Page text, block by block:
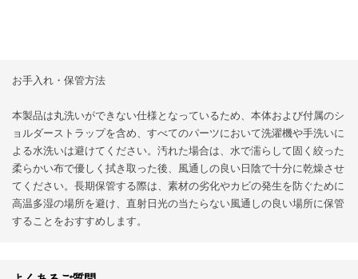
お手入れ・保管方法
本製品は丸洗いができない仕様となっているため、本体および付属のシ
ョルダーストラップを含め、すべてのパーツにおいて洗濯機や手洗いに
よる水洗いは避けてください。汚れた場合は、水で濡らして固く絞った
柔らかい布で優しく拭き取った後、風通しの良い日陰で十分に乾燥させ
てください。長期保管する際は、素材の劣化やカビの発生を防ぐために
高温多湿の場所を避け、直射日光の当たらない風通しの良い場所に保管
することをおすすめします。